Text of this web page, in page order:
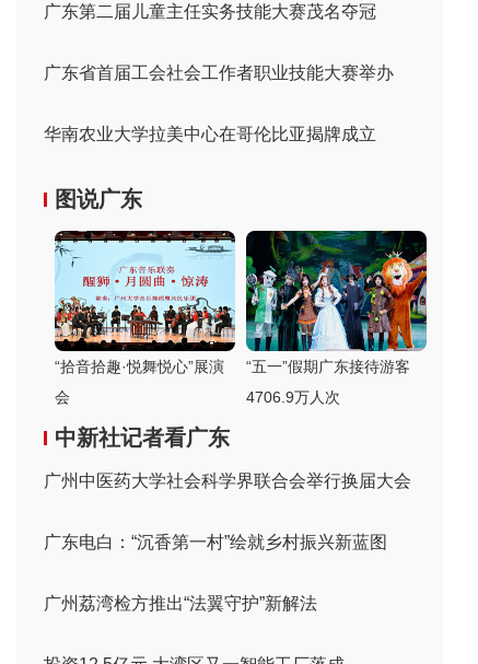
广东第二届儿童主任实务技能大赛茂名夺冠
广东省首届工会社会工作者职业技能大赛举办
华南农业大学拉美中心在哥伦比亚揭牌成立
图说广东
“拾音拾趣·悦舞悦心”展演
会
“五一”假期广东接待游客
4706.9万人次
中新社记者看广东
广州中医药大学社会科学界联合会举行换届大会
广东电白：“沉香第一村”绘就乡村振兴新蓝图
广州荔湾检方推出“法翼守护”新解法